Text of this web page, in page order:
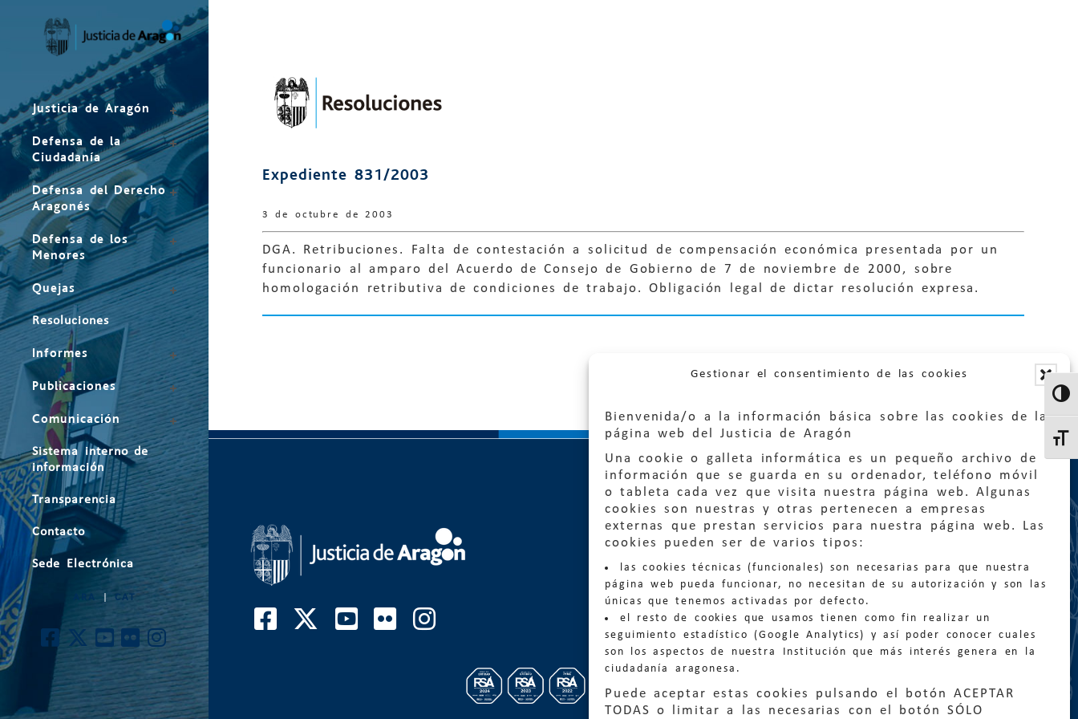
Gestionar el consentimiento de las cookies
Bienvenida/o a la información básica sobre las cookies de la
página web del Justicia de Aragón
Una cookie o galleta informática es un pequeño archivo de
información que se guarda en su ordenador, teléfono móvil
o tableta cada vez que visita nuestra página web. Algunas
cookies son nuestras y otras pertenecen a empresas
externas que prestan servicios para nuestra página web. Las
cookies pueden ser de varios tipos:
las cookies técnicas (funcionales) son necesarias para que nuestra
página web pueda funcionar, no necesitan de su autorización y son las
únicas que tenemos activadas por defecto.
el resto de cookies que usamos tienen como fin realizar un
seguimiento estadístico (Google Analytics) y así poder conocer cuales
son los aspectos de nuestra Institución que más interés genera en la
ciudadanía aragonesa.
Puede aceptar estas cookies pulsando el botón ACEPTAR
TODAS o limitar a las necesarias con el botón SÓLO
Justicia de Aragón
Defensa de la
Ciudadanía
Defensa del Derecho
Aragonés
Defensa de los
Menores
Quejas
Resoluciones
Informes
Publicaciones
Comunicación
Sistema interno de
información
Transparencia
Contacto
Sede Electrónica
|CAT
Expediente 831/2003
3 de octubre de 2003
DGA. Retribuciones. Falta de contestación a solicitud de compensación económica presentada por un
funcionario al amparo del Acuerdo de Consejo de Gobierno de 7 de noviembre de 2000, sobre
homologación retributiva de condiciones de trabajo. Obligación legal de dictar resolución expresa.
Quejas:quejas@eljusticiadearagon.es
Información general:
informacion@eljusticiadearagon.es
Teléfonos: 900 210 210/ 976 399 354